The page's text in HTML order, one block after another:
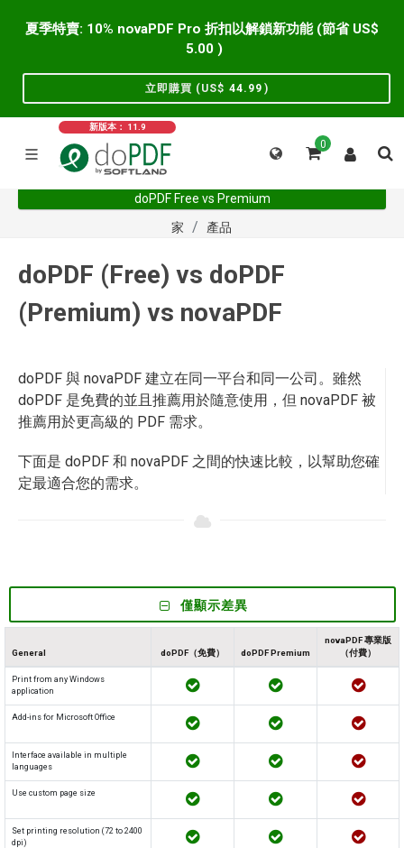
5.00 )
立即購買 (US$ 44.99 )
新版本： 11.9
0
doPDF Free vs Premium
家
產品
doPDF (Free) vs doPDF
(Premium) vs novaPDF
doPDF 與 novaPDF 建立在同一平台和同一公司。雖然
doPDF 是免費的並且推薦用於隨意使用，但 novaPDF 被
推薦用於更高級的 PDF 需求。
下面是 doPDF 和 novaPDF 之間的快速比較，以幫助您確
定最適合您的需求。
僅顯示差異
General doPDF（免費） doPDF Premium
novaPDF 專業版
（付費）
Print from any Windows
application
Add-ins for Microsoft Office
Interface available in multiple
languages
Use custom page size
Set printing resolution (72 to 2400
dpi)